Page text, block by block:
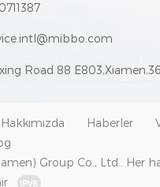
Road 88
Hakkımızda Haberler
Group Co., Ltd.. Her